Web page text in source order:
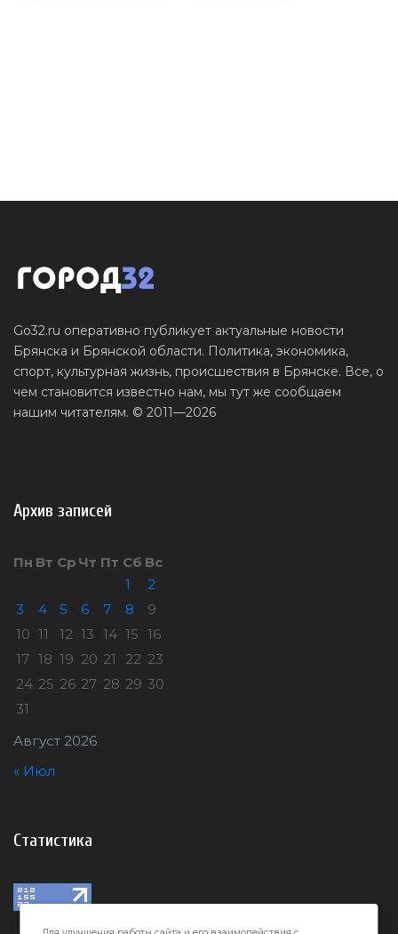
Go32.ru оперативно публикует актуальные новости
Брянска и Брянской области. Политика, экономика,
спорт, культурная жизнь, происшествия в Брянске. Все, о
чем становится известно нам, мы тут же сообщаем
нашим читателям. © 2011—2026
Архив записей
Август 2026
Пн Вт Ср Чт Пт Сб Вс
1
2
3
4 5 6 7 8
9
10 11 12 13 14 15 16
17 18 19 20 21 22 23
24 25 26 27 28 29 30
31
« Июл
Статистика